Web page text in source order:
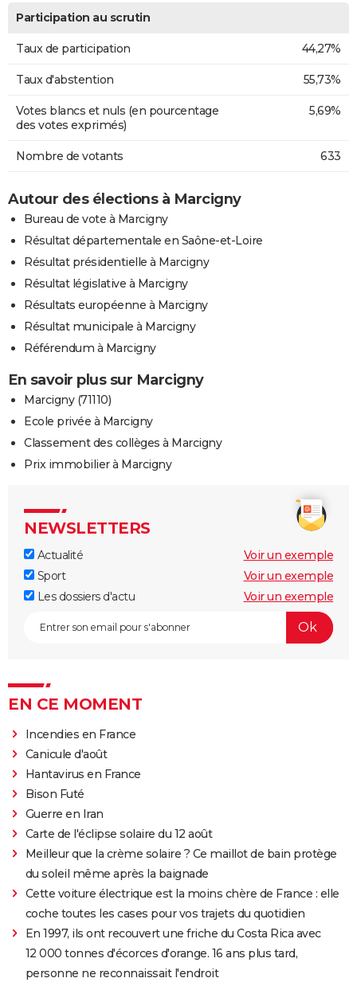
Participation au scrutin
Taux de participation 44,27%
Taux d'abstention 55,73%
Votes blancs et nuls (en pourcentage
des votes exprimés)
5,69%
Nombre de votants 633
Autour des élections à Marcigny
Bureau de vote à Marcigny
Résultat départementale en Saône-et-Loire
Résultat présidentielle à Marcigny
Résultat législative à Marcigny
Résultats européenne à Marcigny
Résultat municipale à Marcigny
Référendum à Marcigny
En savoir plus sur Marcigny
Marcigny (71110)
Ecole privée à Marcigny
Classement des collèges à Marcigny
Prix immobilier à Marcigny
NEWSLETTERS
Actualité
Voir un exemple
Sport
Voir un exemple
Les dossiers d'actu
Voir un exemple
EN CE MOMENT
Incendies en France
Canicule d'août
Hantavirus en France
Bison Futé
Guerre en Iran
Carte de l'éclipse solaire du 12 août
Meilleur que la crème solaire ? Ce maillot de bain protège
du soleil même après la baignade
Cette voiture électrique est la moins chère de France : elle
coche toutes les cases pour vos trajets du quotidien
En 1997, ils ont recouvert une friche du Costa Rica avec
12 000 tonnes d'écorces d'orange. 16 ans plus tard,
personne ne reconnaissait l'endroit